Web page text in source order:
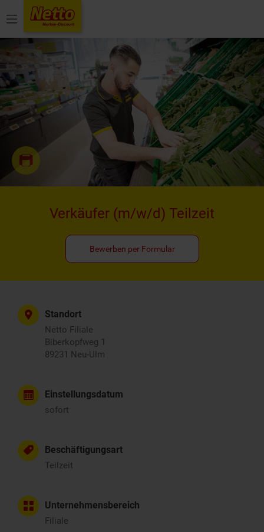
Menü
Verkäufer (m/w/d) Teilzeit
Bewerben per Formular
Standort
Netto Filiale
Biberkopfweg 1
89231 Neu-Ulm
Einstellungsdatum
sofort
Beschäftigungsart
Teilzeit
Unternehmensbereich
Filiale